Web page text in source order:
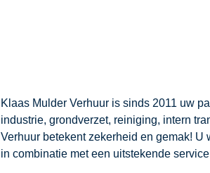
Klaas Mulder Verhuur is sinds 2011 uw
industrie, grondverzet, reiniging, intern
Verhuur betekent zekerheid en gemak!
in combinatie met een uitstekende